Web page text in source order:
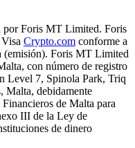
por Foris MT Limited. Foris
Crypto.com conforme a
(emisión). Foris MT Limited
con número de registro
Level 7, Spinola Park, Triq
debidamente
de Malta para
III de la Ley de
de dinero